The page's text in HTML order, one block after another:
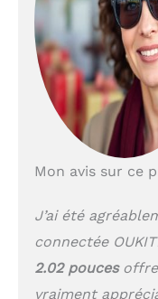
Mon avis sur ce
J’ai été
connectée
2.02 poucesoffre
vraiment